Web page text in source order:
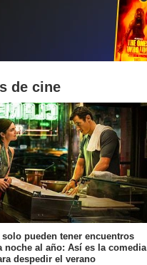
de cine
pueden tener encuentros
noche al año: Así es la comedia
despedir el verano